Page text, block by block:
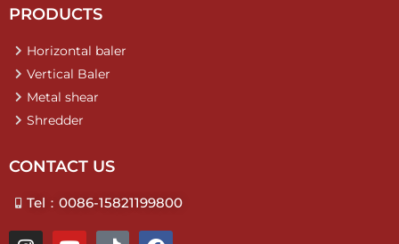
PRODUCTS
Horizontal baler
Vertical Baler
Metal shear
Shredder
CONTACT US
Tel：0086-15821199800
I Y T F